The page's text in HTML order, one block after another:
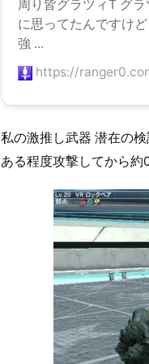
周り皆グラツィT グ
に思ってたんですけ
強 ...
https://
私の激推し武器 潜在の
ある程度攻撃してから